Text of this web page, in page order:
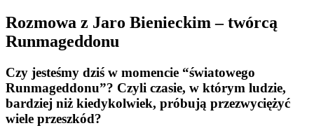
Rozmowa z Jaro Bienieckim – twórcą
Runmageddonu
Czy jesteśmy dziś w momencie “światowego
Runmageddonu”? Czyli czasie, w którym ludzie,
bardziej niż kiedykolwiek, próbują przezwyciężyć
wiele przeszkód?